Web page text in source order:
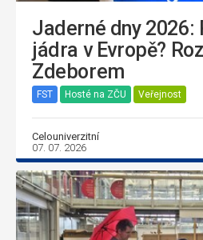
Jaderné dny 2026:
jádra v Evropě?
Zdeborem
FST Hosté na ZČU Veřejnost
Celouniverzitní
07. 07. 2026